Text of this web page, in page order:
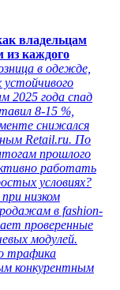
владельцам
из каждого
в одежде,
устойчивого
2025 года спад
8-15 %,
снижался
Retail.ru. По
прошлого
работать
условиях?
низком
в fashion-
проверенные
модулей.
трафика
конкурентным